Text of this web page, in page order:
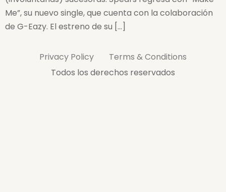
Me”, su nuevo single, que cuenta con la colaboración
de G-Eazy. El estreno de su […]
Privacy Policy
Terms & Conditions
Todos los derechos reservados